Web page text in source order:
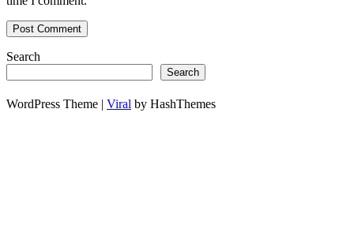
Search
Search
WordPress Theme | Viral by HashThemes